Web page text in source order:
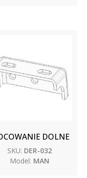
DOLNE
SKU: DER-032
Model: MAN